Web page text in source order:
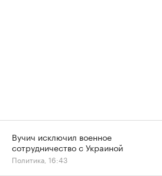
Вучич исключил военное
сотрудничество с Украиной
Политика, 16:43